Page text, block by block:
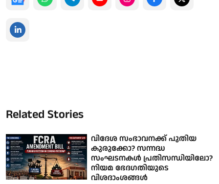
Related Stories
വിദേശ സംഭാവനക്ക് പുതിയ
കുരുക്കോ? സന്നദ്ധ
സംഘടനകള്‍ പ്രതിസന്ധിയിലോ?
നിയമ ഭേദഗതിയുടെ
വിശദാംശങ്ങള്‍